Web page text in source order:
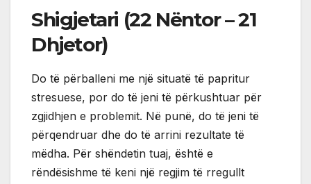
Shigjetari (22 Nëntor – 21
Dhjetor)
Do të përballeni me një situatë të papritur
stresuese, por do të jeni të përkushtuar për
zgjidhjen e problemit. Në punë, do të jeni të
përqendruar dhe do të arrini rezultate të
mëdha. Për shëndetin tuaj, është e
rëndësishme të keni një regjim të rregullt